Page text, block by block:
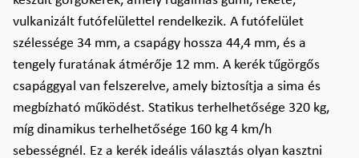
vulkanizált futófelülettel rendelkezik. A futófelület
szélessége 34 mm, a csapágy hossza 44,4 mm, és a
tengely furatának átmérője 12 mm. A kerék tűgörgős
csapággyal van felszerelve, amely biztosítja a sima és
megbízható működést. Statikus terhelhetősége 320 kg,
míg dinamikus terhelhetősége 160 kg 4 km/h
sebességnél. Ez a kerék ideális választás olyan kasztni